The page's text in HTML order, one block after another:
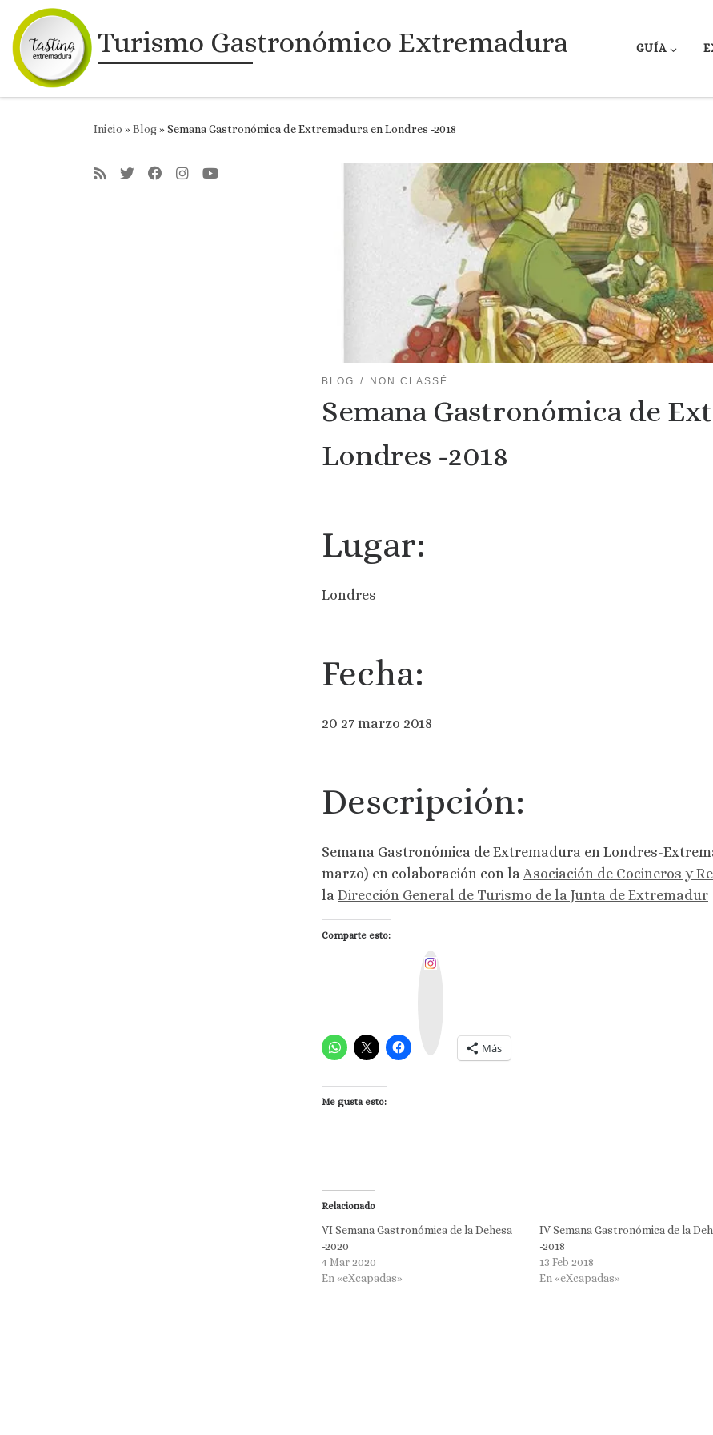
Saltar al contenido
Turismo Gastronómico Extremadura GUÍA
Inicio »Blog»Semana Gastronómica de Extremadura en Londres -2018
BLOG NON CLASSÉ
Semana Gastronómica de
Londres -2018
Lugar:
Londres
Fecha:
20 27 marzo 2018
Descripción:
Semana Gastronómica de Extremadura en Londres-
marzo) en colaboración con la Asociación de Cocineros y
la Dirección General de Turismo de la Junta de Extremadur
Comparte esto:
Más
Me gusta esto:
Relacionado
VI Semana Gastronómica de la Dehesa
-2020
4 Mar 2020
En «eXcapadas»
IV Semana Gastronómica de la
-2018
13 Feb 2018
En «eXcapadas»